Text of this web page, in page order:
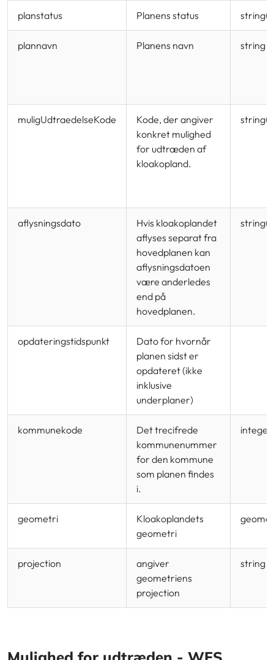
planstatus Planens status
plannavn Planens navn string
muligUdtraedelseKode
Kode, der angiver
konkret mulighed
for udtræden af
kloakopland.
aflysningsdato
Hvis kloakoplandet
aflyses separat fra
hovedplanen kan
aflysningsdatoen
være anderledes
end på
hovedplanen.
opdateringstidspunkt
Dato for hvornår
planen sidst er
opdateret (ikke
inklusive
underplaner)
kommunekode
Det trecifrede
kommunenummer
for den kommune
som planen findes
i.
geometri
Kloakoplandets
geometri
projection
angiver
geometriens
projection
string